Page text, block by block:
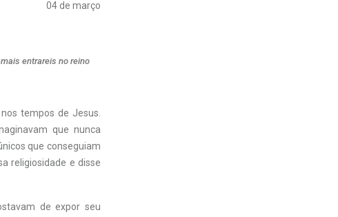
04 de março
entrareis no reino
tempos de Jesus.
que nunca
que conseguiam
religiosidade e disse
de expor seu